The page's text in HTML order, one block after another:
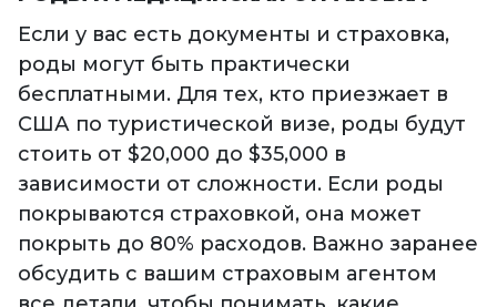
Если у вас есть документы и страховка,
роды могут быть практически
бесплатными. Для тех, кто приезжает в
США по туристической визе, роды будут
стоить от $20,000 до $35,000 в
зависимости от сложности. Если роды
покрываются страховкой, она может
покрыть до 80% расходов. Важно заранее
обсудить с вашим страховым агентом